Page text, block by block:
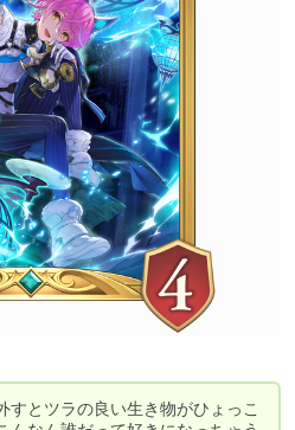
とツラの良い生き物がひょっこ